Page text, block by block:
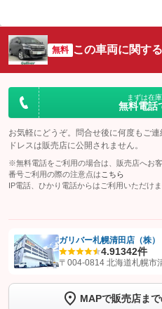
無料 この車両に関す
まずは在
無料電話
お気軽にどうぞ。問合せ後に何度もご
ドレスは販売店に公開されません。
※無料電話をご利用の場合は、販売店へお
番号ご利用の際の注意点は こちら
IP電話、ひかり電話からはご利用いただけま
【STEP1】認証画面でグーネットを友
トーク画面で
ボタンをタ
ガリバー札幌清田店（株）
4.91342件
〒004-0814 北海道札幌市
MAPで販売店ま